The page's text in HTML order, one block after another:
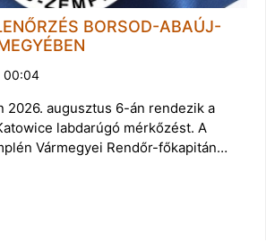
BORSOD-ABAÚJ-
00:04
2026. augusztus 6-án rendezik a
labdarúgó mérkőzést. A
Vármegyei Rendőr-főkapitán…